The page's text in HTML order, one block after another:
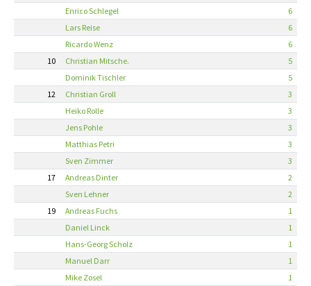
Enrico Schlegel
6
Lars Reise
6
Ricardo Wenz
6
10
Christian Mitsche.
5
Dominik Tischler
5
12
Christian Groll
3
Heiko Rolle
3
Jens Pohle
3
Matthias Petri
3
Sven Zimmer
3
17
Andreas Dinter
2
Sven Lehner
2
19
Andreas Fuchs
1
Daniel Linck
1
Hans-Georg Scholz
1
Manuel Darr
1
Mike Zosel
1